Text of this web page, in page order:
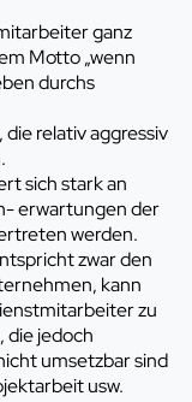
ganz
Motto „wenn
durchs
relativ aggressiv
sich stark an
erwartungen der
werden.
zwar den
kann
zu
die jedoch
umsetzbar sind
usw.